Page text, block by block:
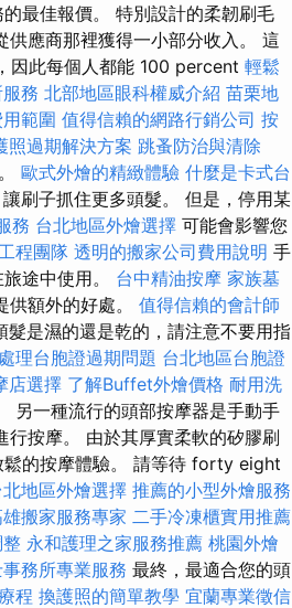
最佳報價。 特別設計的柔韌刷毛
應商那裡獲得一小部分收入。 這
因此每個人都能 100 percent 輕鬆
務 北部地區眼科權威介紹 苗栗地
範圍 值得信賴的網路行銷公司 按
照過期解決方案 跳蚤防治與清除
歐式外燴的精緻體驗 什麼是卡式台
刷子抓住更多頭髮。 但是，停用某
務 台北地區外燴選擇 可能會影響您
程團隊 透明的搬家公司費用說明 手
途中使用。 台中精油按摩 家族墓
額外的好處。 值得信賴的會計師
髮是濕的還是乾的，請注意不要用指
處理台胞證過期問題 台北地區台胞證
店選擇 了解Buffet外燴價格 耐用洗
另一種流行的頭部按摩器是手動手
按摩。 由於其厚實柔軟的矽膠刷
鬆的按摩體驗。 請等待 forty eight
北地區外燴選擇 推薦的小型外燴服務
搬家服務專家 二手冷凍櫃實用推薦
永和護理之家服務推薦 桃園外燴
務所專業服務 最終，最適合您的頭
程 換護照的簡單教學 宜蘭專業徵信